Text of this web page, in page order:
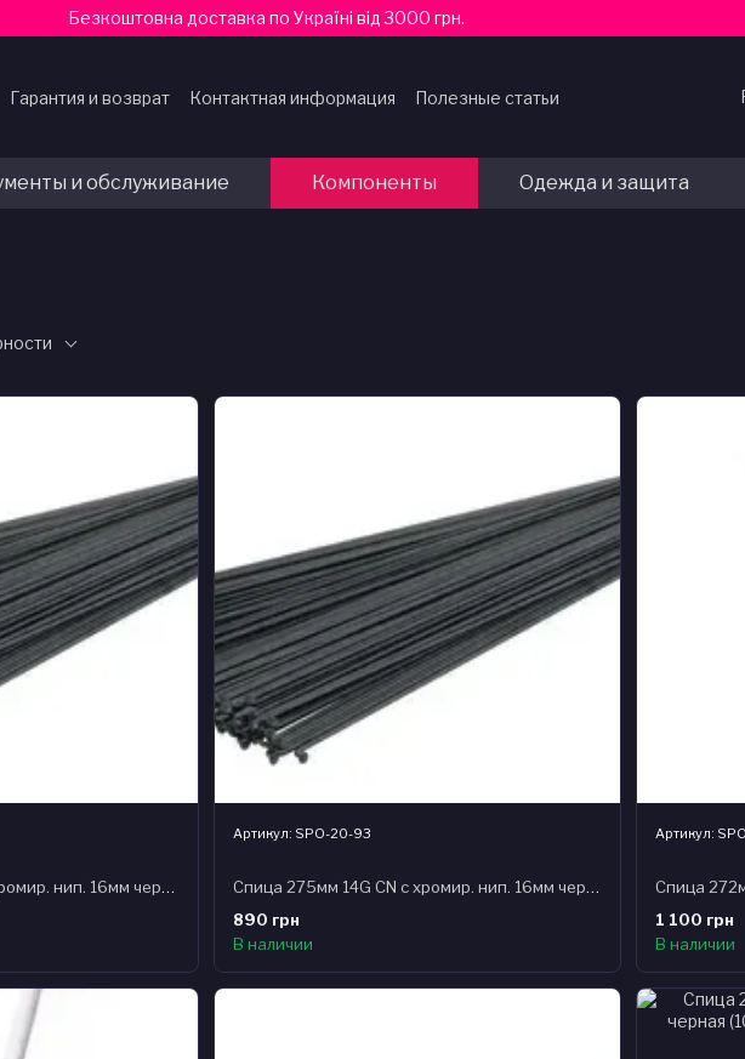
Безкоштовна доставка по Україні від 3000 грн.
Гарантия и возврат Контактная информация
Полезные статьи
и обслуживание Компоненты Одежда и защита
Спица 274мм 14G CN с хромир. нип. 16мм черная (100шт) стальная
Артикул: SPO-20-93
Спица 275мм 14G CN с хромир. нип. 16мм черная (100шт) стальная
890 грн
В наличии
Артикул:
1 100 грн
В наличии